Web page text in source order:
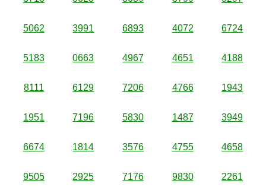
5062 3991 6893 4072 6724
5183 0663 4967 4651 4188
8111 6129 7206 4766 1943
1951 7196 5830 1487 3949
6674 1814 3576 4755 4658
9505 2925 7176 9830 2261